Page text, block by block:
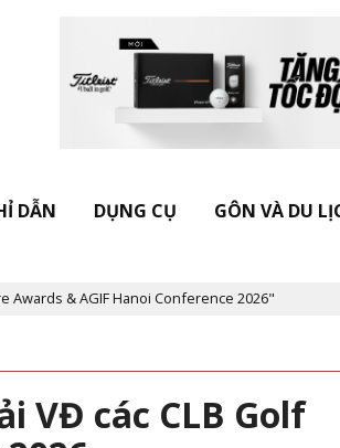
DẪN DỤNG CỤ GÔN VÀ DU
Conference 2026" Kỷ niệm 20 năm
VĐ các CLB Golf